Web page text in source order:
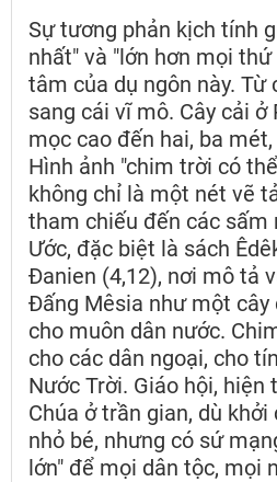
Sự tương phản kịch tính
nhất" và "lớn hơn mọi
tâm của dụ ngôn này. Từ
sang cái vĩ mô. Cây cải
mọc cao đến hai, ba
Hình ảnh "chim trời có
không chỉ là một nét vẽ
tham chiếu đến các sấm
Ước, đặc biệt là sách
Đanien (4,12), nơi mô tả
Đấng Mêsia như một cây
cho muôn dân nước.
cho các dân ngoại, cho
Nước Trời. Giáo hội, hiện
Chúa ở trần gian, dù
nhỏ bé, nhưng có sứ
lớn" để mọi dân tộc, mọi